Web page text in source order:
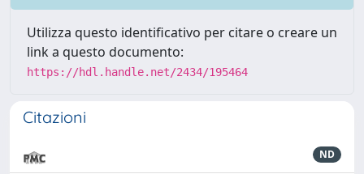
Utilizza questo identificativo per citare o creare un
link a questo documento:
https://hdl.handle.net/2434/195464
Citazioni
ND